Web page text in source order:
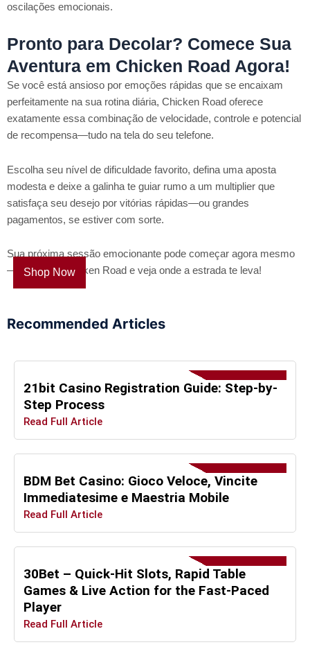
oscilações emocionais.
Pronto para Decolar? Comece Sua
Aventura em Chicken Road Agora!
Se você está ansioso por emoções rápidas que se encaixam
perfeitamente na sua rotina diária, Chicken Road oferece
exatamente essa combinação de velocidade, controle e potencial
de recompensa—tudo na tela do seu telefone.
Escolha seu nível de dificuldade favorito, defina uma aposta
modesta e deixe a galinha te guiar rumo a um multiplier que
satisfaça seu desejo por vitórias rápidas—ou grandes
pagamentos, se estiver com sorte.
Sua próxima sessão emocionante pode começar agora mesmo
—toque em Chicken Road e veja onde a estrada te leva!
Shop Now
Recommended Articles
21bit Casino Registration Guide: Step-by-
Step Process
Read Full Article
BDM Bet Casino: Gioco Veloce, Vincite
Immediatesime e Maestria Mobile
Read Full Article
30Bet – Quick‑Hit Slots, Rapid Table
Games & Live Action for the Fast‑Paced
Player
Read Full Article